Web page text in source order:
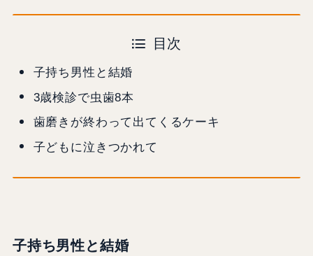
目次
子持ち男性と結婚
3歳検診で虫歯8本
歯磨きが終わって出てくるケーキ
子どもに泣きつかれて
子持ち男性と結婚